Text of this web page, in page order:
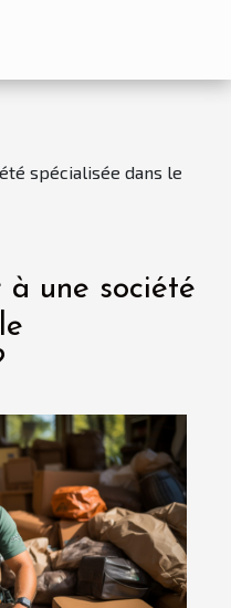
spécialisée dans le
à une société